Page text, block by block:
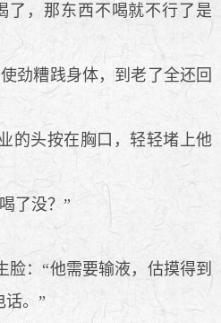
，那东西不喝就不行了是
劲糟践身体，到老了全还回
的头按在胸口，轻轻堵上他
了没？”
：“他需要输液，估摸得到
话。”